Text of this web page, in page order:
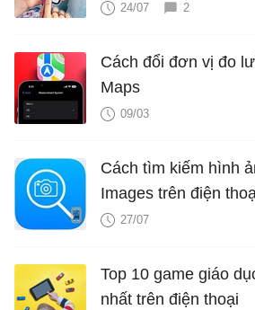
24/07 2
Cách đổi đơn vị đo
Maps
09/03
Cách tìm kiếm hình
Images trên điện
27/07
Top 10 game giáo
nhất trên điện thoại